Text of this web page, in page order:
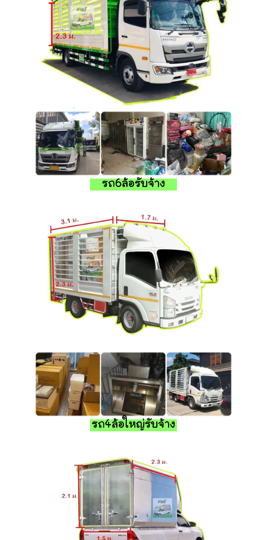
รถ6ล้อรับจ้าง
รถ4ล้อใหญ่รับจ้าง